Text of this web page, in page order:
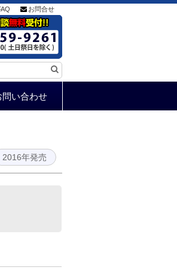
お問合せ
問い合わせ
2016年発売